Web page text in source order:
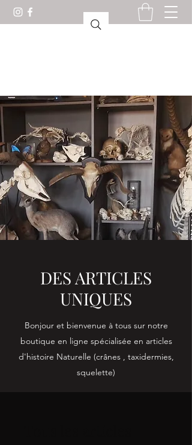
DES ARTICLES
UNIQUES
Bonjour et bienvenue à tous sur notre
boutique en ligne spécialisée en articles
d'histoire Naturelle (crânes , taxidermies,
squelette)